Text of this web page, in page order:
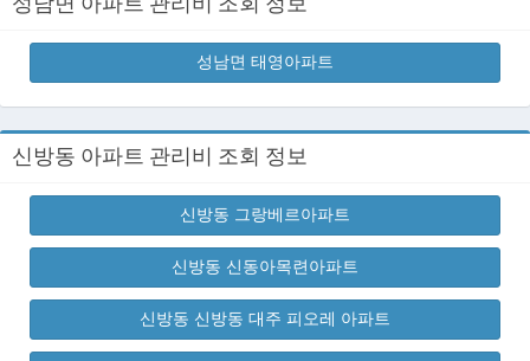
성남면 태영아파트
신방동 아파트 관리비 조회 정보
신방동 그랑베르아파트
신방동 신동아목련아파트
신방동 신방동 대주 피오레 아파트